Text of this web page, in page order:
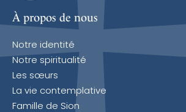
À propos de nous
Notre identité
Notre spiritualité
Les sœurs
La vie contemplative
Famille de Sion